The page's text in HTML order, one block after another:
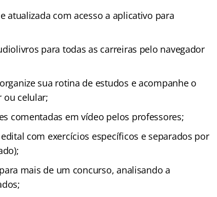
atualizada com acesso a aplicativo para
para todas as carreiras pelo navegador
sua rotina de estudos e acompanhe o
ou celular;
comentadas em vídeo pelos professores;
com exercícios específicos e separados por
mais de um concurso, analisando a